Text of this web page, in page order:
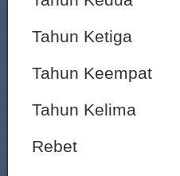
Tahun Ketiga
Tahun
Tahun
Rebet